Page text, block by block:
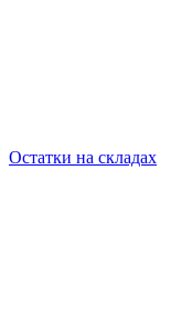
Остатки на складах